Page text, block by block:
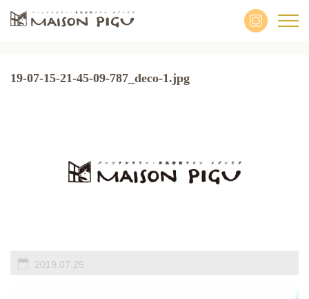
19-07-15-21-45-09-787_deco-1.jpg
2019.07.25